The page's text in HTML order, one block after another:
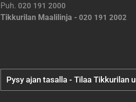
Puh. 020 191 2000
Tikkurilan Maalilinja - 020 191 2002
Pysy ajan tasalla - Tilaa Tikkurilan